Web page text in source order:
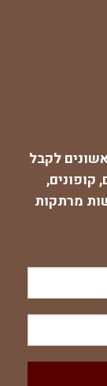
לקבל
מרתקות